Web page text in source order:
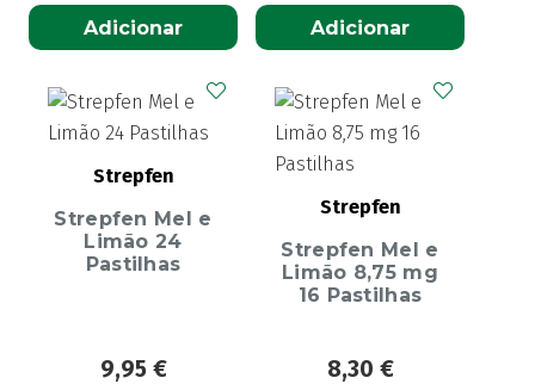
Adicionar Adicionar
Strepfen
Strepfen Mel e
Limão 24
Pastilhas
9,95 €
Strepfen
Strepfen Mel e
Limão 8,75 mg
16 Pastilhas
8,30 €